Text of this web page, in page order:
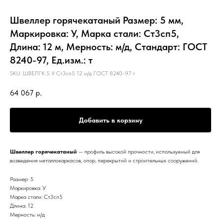
Швеллер горячекатаный Размер: 5 мм,
Маркировка: У, Марка стали: Ст3сп5,
Длина: 12 м, Мерность: м/д, Стандарт: ГОСТ
8240-97, Ед.изм.: т
SKU: ШВЕЛГК 5 У Ст3сп5 12 м/д ГОСТ 8240-97 т
64 067 р.
Добавить в корзину
Швеллер горячекатаный — профиль высокой прочности, используемый для
возведения металлокаркасов, опор, перекрытий и строительных сооружений.
Размер: 5
Маркировка: У
Марка стали: Ст3сп5
Длина: 12
Мерность: м/д